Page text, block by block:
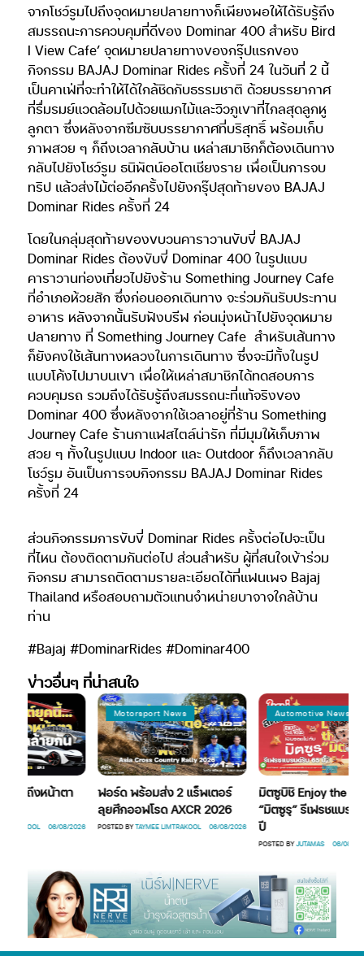
จากโชว์รูมไปถึงจุดหมายปลายทางก็เพียงพอให้ได้รับรู้ถึง
สมรรถนะการควบคุมที่ดีของ Dominar 400 สำหรับ Bird
I View Cafe’ จุดหมายปลายทางของกรุ๊ปแรกของ
กิจกรรม BAJAJ Dominar Rides ครั้งที่ 24 ในวันที่ 2 นี้
เป็นคาเฟ่ที่จะทำให้ได้ใกล้ชิดกับธรรมชาติ ด้วยบรรยากาศ
ที่รื่มรมย์แวดล้อมไปด้วยแมกไม้และวิวภูเขาที่ไกลสุดลูกหู
ลูกตา ซึ่งหลังจากซึมซับบรรยากาศที่บริสุทธิ์ พร้อมเก็บ
ภาพสวย ๆ ก็ถึงเวลากลับบ้าน เหล่าสมาชิกก็ต้องเดินทาง
กลับไปยังโชว์รูม ธนิพัตน์ออโตเชียงราย เพื่อเป็นการจบ
ทริป แล้วส่งไม้ต่ออีกครั้งไปยังกรุ๊ปสุดท้ายของ BAJAJ
Dominar Rides ครั้งที่ 24
โดยในกลุ่มสุดท้ายของขบวนคาราวานขับขี่ BAJAJ
Dominar Rides ต้องขับขี่ Dominar 400 ในรูปแบบ
คาราวานท่องเที่ยวไปยังร้าน Something Journey Cafe
ที่อำเภอห้วยสัก ซึ่งก่อนออกเดินทาง จะร่วมกันรับประทาน
อาหาร หลังจากนั้นรับฟังบรีฟ ก่อนมุ่งหน้าไปยังจุดหมาย
ปลายทาง ที่ Something Journey Cafe สำหรับเส้นทาง
ก็ยังคงใช้เส้นทางหลวงในการเดินทาง ซึ่งจะมีทั้งในรูป
แบบโค้งไปมาบนเขา เพื่อให้เหล่าสมาชิกได้ทดสอบการ
ควบคุมรถ รวมถึงได้รับรู้ถึงสมรรถนะที่แท้จริงของ
Dominar 400 ซึ่งหลังจากใช้เวลาอยู่ที่ร้าน Something
Journey Cafe ร้านกาแฟสไตล์น่ารัก ที่มีมุมให้เก็บภาพ
สวย ๆ ทั้งในรูปแบบ Indoor และ Outdoor ก็ถึงเวลากลับ
โชว์รูม อันเป็นการจบกิจกรรม BAJAJ Dominar Rides
ครั้งที่ 24
ส่วนกิจกรรมการขับขี่ Dominar Rides ครั้งต่อไปจะเป็น
ที่ไหน ต้องติดตามกันต่อไป ส่วนสำหรับ ผู้ที่สนใจเข้าร่วม
กิจกรม สามารถติดตามรายละเอียดได้ที่แฟนเพจ Bajaj
Thailand หรือสอบถามตัวแทนจำหน่ายบาจาจใกล้บ้าน
ท่าน
#Bajaj #DominarRides #Dominar400
ข่าวอื่นๆ ที่น่าสนใจ
ถึงหน้าตา
06/08/2026
Motorsport News
ฟอร์ด พร้อมส่ง 2 แร็พเตอร์
ลุยศึกออฟโรด AXCR 2026
POSTED BYTAYMEE LIMTRAKOOL 06/08/2026
Automotive News
มิตซูบิชิ Enjoy the Ride
“มิตซูรุ” รีเฟรชแบรนด์รั
ปี
POSTED BYJUTAMAS 06/08/2026